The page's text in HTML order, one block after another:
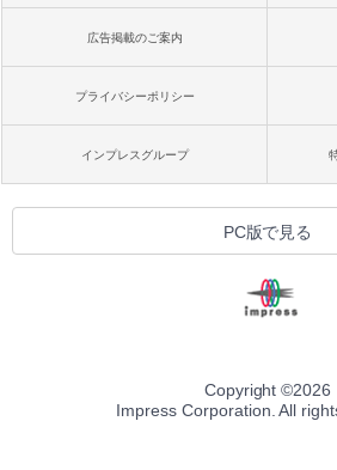
広告掲載のご案内
プライバシーポリシー
インプレスグループ
PC版で見る
Copyright ©2026
Impress Corporation. All